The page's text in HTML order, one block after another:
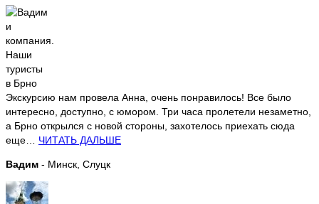
Экскурсию нам провела Анна, очень понравилось! Все было
интересно, доступно, с юмором. Три часа пролетели незаметно,
а Брно открылся с новой стороны, захотелось приехать сюда
еще… ЧИТАТЬ ДАЛЬШЕ
Вадим - Минск, Слуцк